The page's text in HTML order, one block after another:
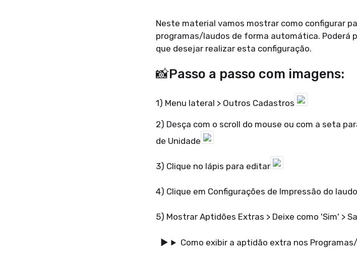
Neste material vamos mostrar como configurar
programas/laudos de forma automática. Poderá
que desejar realizar esta configuração.
📸Passo a passo com imagens:
1) Menu lateral > Outros Cadastros
2) Desça com o scroll do mouse ou com a seta
de Unidade
3) Clique no lápis para editar
4) Clique em Configurações de Impressão do
5) Mostrar Aptidões Extras > Deixe como 'Sim' >
Como exibir a aptidão extra nos